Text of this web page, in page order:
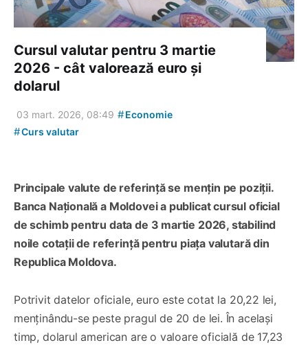
Cursul valutar pentru 3 martie
2026 - cât valorează euro și
dolarul
03 mart. 2026, 08:49 #Economie
#Curs valutar
Principale valute de referință se mențin pe poziții.
Banca Națională a Moldovei a publicat cursul oficial
de schimb pentru data de 3 martie 2026, stabilind
noile cotații de referință pentru piața valutară din
Republica Moldova.
Potrivit datelor oficiale, euro este cotat la 20,22 lei,
menținându-se peste pragul de 20 de lei. În același
timp, dolarul american are o valoare oficială de 17,23